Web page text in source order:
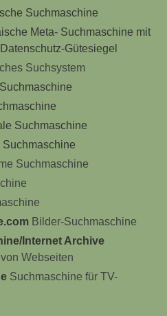
Suchmaschine
Meta- Suchmaschine mit
Gütesiegel
Suchsystem
Suchmaschine
Suchmaschine
Suchmaschine
Bilder-Suchmaschine
Internet Archive
Webseiten
Suchmaschine für TV-